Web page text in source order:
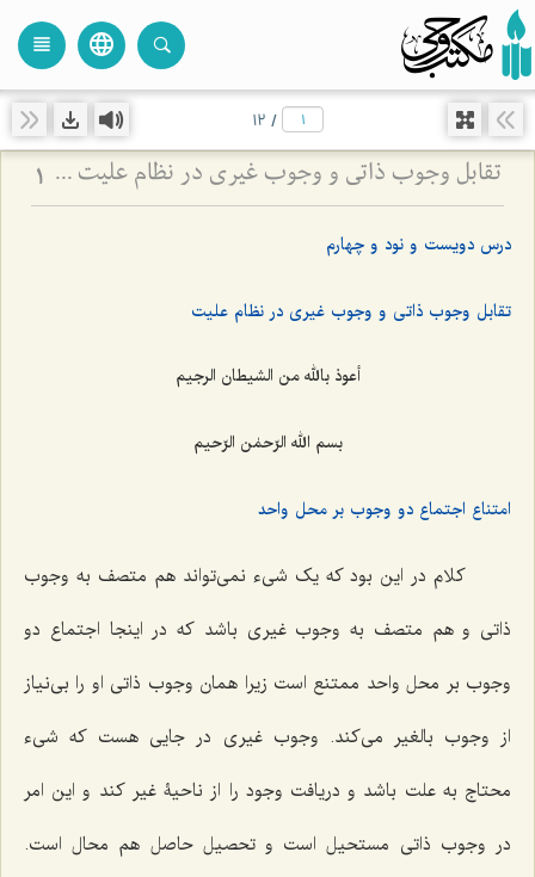
language
view_headline
/
12
تقابل وجوب ذاتی و وجوب غیری در نظام علیت - تحلیل تلازم‌های منطقی و قضایای شرطیه در فلسفه 1
درس دویست و نود و چهارم
تقابل وجوب ذاتی و وجوب غیری در نظام علیت
أعوذ بالله من الشیطان الرجیم
بسم الله الرّحمٰن الرّحیم
امتناع اجتماع دو وجوب بر محل واحد
کلام در این بود که یک شیء نمی‌تواند هم متصف به وجوب
ذاتی و هم متصف به وجوب غیری باشد که در اینجا اجتماع دو
وجوب بر محل واحد ممتنع است زیرا همان وجوب ذاتی او را بی‌نیاز
از وجوب بالغیر می‌کند. وجوب غیری در جایی هست که شیء
محتاج به علت باشد و دریافت وجود را از ناحیۀ غیر کند و این امر
در وجوب ذاتی مستحیل است و تحصیل حاصل هم محال است.